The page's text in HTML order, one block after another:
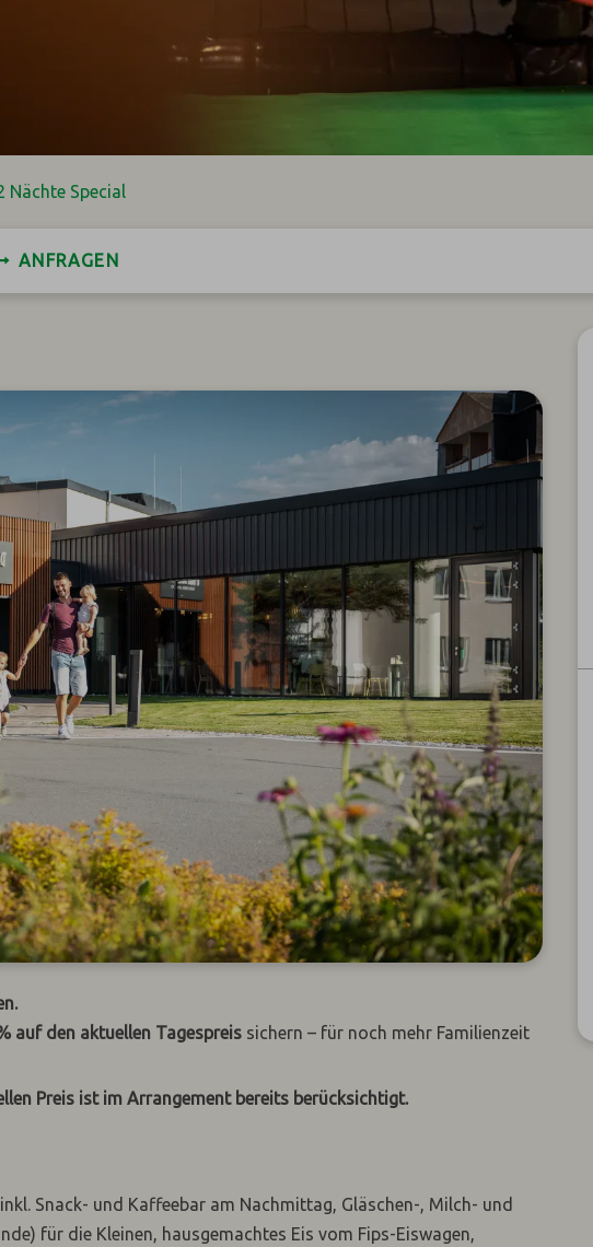
Nächte Special
ANFRAGEN
auf den aktuellen Tagespreis sichern – für noch mehr Familienzeit
Preis ist im Arrangement bereits berücksichtigt.
Snack- und Kaffeebar am Nachmittag, Gläschen-, Milch- und
für die Kleinen, hausgemachtes Eis vom Fips-Eiswagen,